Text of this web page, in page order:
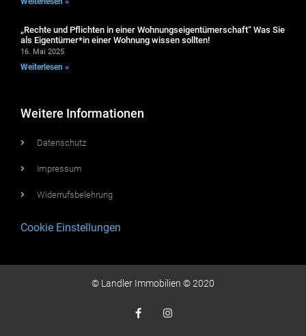
„Rechte und Pflichten in einer Wohnungseigentümerschaft“ Was Sie
als Eigentümer*in einer Wohnung wissen sollten!
16. Mai 2025
Weiterlesen »
Weitere Informationen
Datenschutz
Impressum
Widerrufsbelehrung
Cookie Einstellungen
© Landler Immobilien © 2020